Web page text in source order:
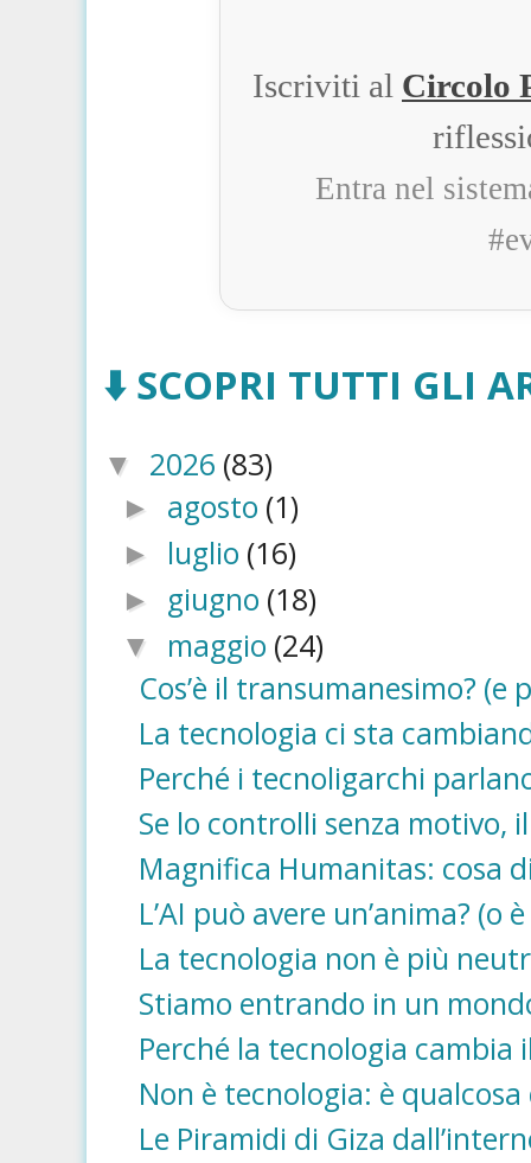
Iscriviti al Circolo
Entra nel
⬇️ SCOPRI TUTTI GLI
▼ 2026 (83)
► agosto (1)
► luglio (16)
► giugno (18)
▼ maggio (24)
Cos’è il transumanesimo?
La tecnologia ci sta
Perché i tecnoligarchi
Se lo controlli senza motivo,
Magnifica Humanitas: cosa
L’AI può avere un’anima?
La tecnologia non è più
Stiamo entrando in un
Perché la tecnologia
Non è tecnologia: è qualcosa
Le Piramidi di Giza